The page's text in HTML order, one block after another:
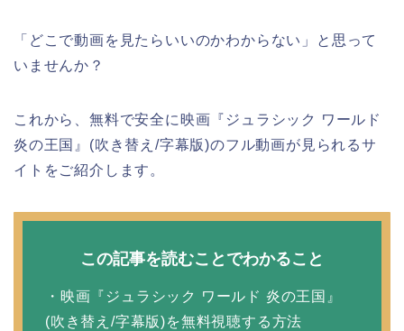
「どこで動画を見たらいいのかわからない」と思って
いませんか？
これから、無料で安全に映画『ジュラシック ワールド
炎の王国』(吹き替え/字幕版)のフル動画が見られるサ
イトをご紹介します。
この記事を読むことでわかること
・映画『ジュラシック ワールド 炎の王国』
(吹き替え/字幕版)を無料視聴する方法